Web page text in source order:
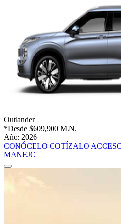
Outlander
*Desde $609,900 M.N.
Año: 2026
CONÓCELO COTÍZALO
MANEJO